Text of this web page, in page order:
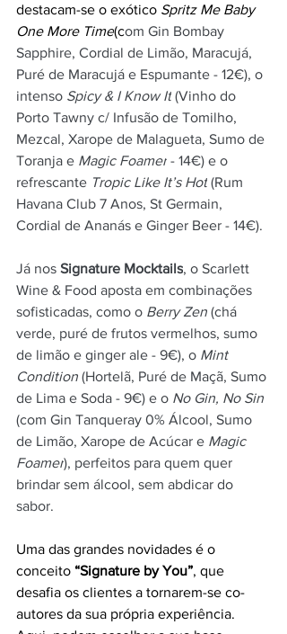
destacam-se o exótico Spritz Me Baby
One More Time(com Gin Bombay
Sapphire, Cordial de Limão, Maracujá,
Puré de Maracujá e Espumante - 12€), o
intenso Spicy & I Know It (Vinho do
Porto Tawny c/ Infusão de Tomilho,
Mezcal, Xarope de Malagueta, Sumo de
Toranja e Magic Foamer - 14€) e o
refrescante Tropic Like It’s Hot (Rum
Havana Club 7 Anos, St Germain,
Cordial de Ananás e Ginger Beer - 14€).
Já nos Signature Mocktails, o Scarlett
Wine & Food aposta em combinações
sofisticadas, como o Berry Zen (chá
verde, puré de frutos vermelhos, sumo
de limão e ginger ale - 9€), o Mint
Condition (Hortelã, Puré de Maçã, Sumo
de Lima e Soda - 9€) e o No Gin, No Sin
(com Gin Tanqueray 0% Álcool, Sumo
de Limão, Xarope de Acúcar e Magic
Foamer), perfeitos para quem quer
brindar sem álcool, sem abdicar do
sabor.
Uma das grandes novidades é o
conceito “Signature by You”, que
desafia os clientes a tornarem-se co-
autores da sua própria experiência.